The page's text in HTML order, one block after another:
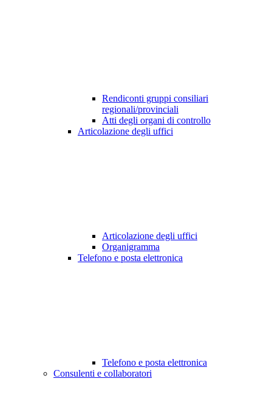
Rendiconti gruppi consiliari
regionali/provinciali
Atti degli organi di controllo
Articolazione degli uffici
Articolazione degli uffici
Organigramma
Telefono e posta elettronica
Telefono e posta elettronica
Consulenti e collaboratori